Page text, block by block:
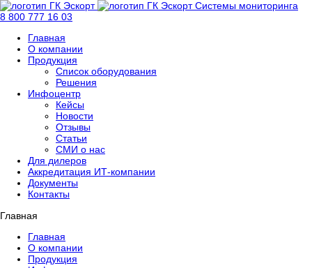
Системы мониторинга
8 800 777 16 03
Главная
О компании
Продукция
Список оборудования
Решения
Инфоцентр
Кейсы
Новости
Отзывы
Статьи
СМИ о нас
Для дилеров
Аккредитация ИТ-компании
Документы
Контакты
Главная
Главная
О компании
Продукция